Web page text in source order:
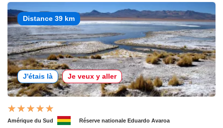
Distance 39 km
J'étais là Je veux y aller
Amérique du Sud Réserve nationale Eduardo Avaroa